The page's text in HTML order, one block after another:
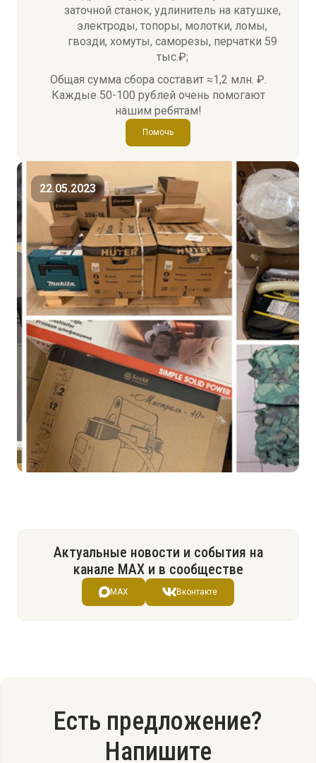
заточной станок, удлинитель на катушке,
электроды, топоры, молотки, ломы,
гвозди, хомуты, саморезы, перчатки 59
тыс.₽;
Общая сумма сбора составит ≈1,2 млн. ₽.
Каждые 50-100 рублей очень помогают
нашим ребятам!
Помочь
22.05.2023
Актуальные новости и события на
канале МАХ и в сообществе
MAX Вконтакте
Есть предложение?
Напишите